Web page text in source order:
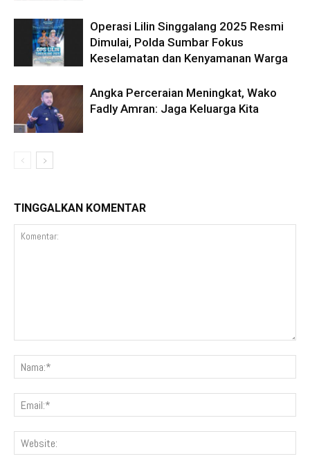
Operasi Lilin Singgalang 2025 Resmi
Dimulai, Polda Sumbar Fokus
Keselamatan dan Kenyamanan Warga
Angka Perceraian Meningkat, Wako
Fadly Amran: Jaga Keluarga Kita
TINGGALKAN KOMENTAR